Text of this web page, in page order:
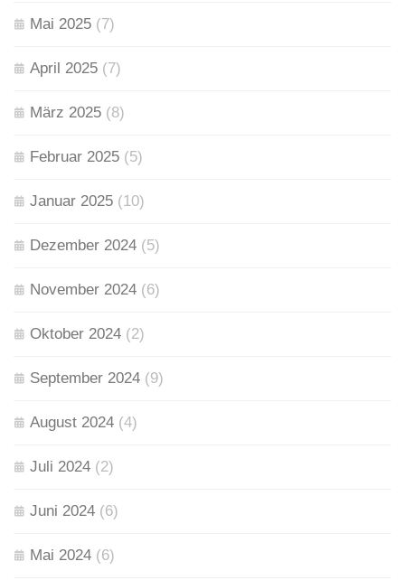
Mai 2025 (7)
April 2025 (7)
März 2025 (8)
Februar 2025 (5)
Januar 2025 (10)
Dezember 2024 (5)
November 2024 (6)
Oktober 2024 (2)
September 2024 (9)
August 2024 (4)
Juli 2024 (2)
Juni 2024 (6)
Mai 2024 (6)